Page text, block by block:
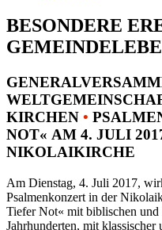
BESONDERE
KIRCHEN •
NOT« AM 4. JULI
NIKOLAIKIRCHE
Am Dienstag, 4. Juli 2017,
Psalmenkonzert in der
Tiefer Not« mit biblischen und
Jahrhunderten, mit